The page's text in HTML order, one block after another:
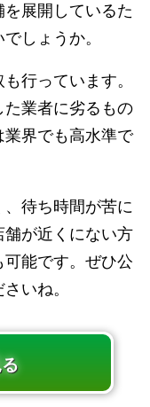
展開しているた
しょうか。
行っています。
業者に劣るもの
界でも高水準で
待ち時間が苦に
が近くにない方
能です。ぜひ公
いね。